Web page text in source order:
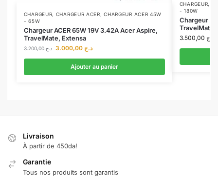
CHARGEUR, CHARGEUR ACER,CHARGEUR ACER 45W
- 65W
Chargeur ACER 65W 19V 3.42A Acer Aspire,
TravelMate, Extensa
د.ج3.200,00 د.ج 3.000,00
Ajouter au panier
CHARGEUR,
- 180W
Chargeur
TravelMate,
د.ج
Livraison
À partir de 450da!
Garantie
Tous nos produits sont garantis